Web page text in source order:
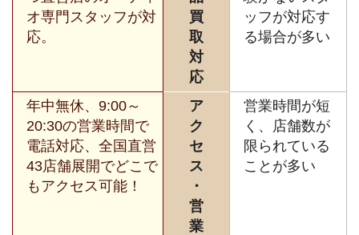
オ専門スタッフが対
応。
買
取
対
応
ッフが対応す
る場合が多い
年中無休、9:00～
20:30の営業時間で
電話対応、全国直営
43店舗展開でどこで
もアクセス可能！
ア
ク
セ
ス
・
営
業
営業時間が短
く、店舗数が
限られている
ことが多い